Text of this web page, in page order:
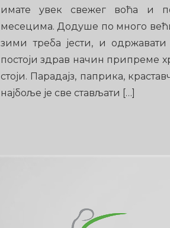
имате увек свежег воћа и
месецима. Додуше по много
зими треба јести, и
постоји здрав начин припреме
стоји. Парадајз, паприка,
најбоље је све стављати […]